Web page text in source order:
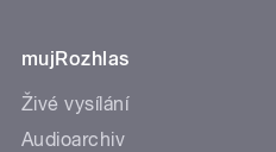
mujRozhlas
Živé vysílání
Audioarchiv